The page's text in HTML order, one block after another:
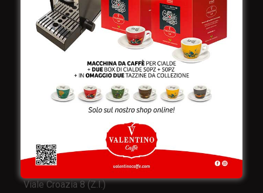
e produzione:
Viale Croazia 8 (Z.I.)